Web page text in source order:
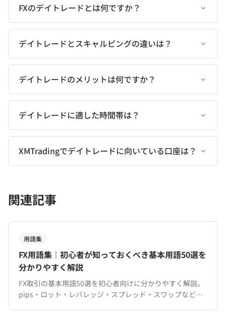
FXのデイトレードとは何ですか？
デイトレードとスキャルピングの違いは？
デイトレードのメリットは何ですか？
デイトレードに適した時間帯は？
XMTradingでデイトレードに向いている口座は？
関連記事
用語集
FX用語集｜初心者が知っておくべき基本用語50選を
分かりやすく解説
FX取引の基本用語50選を初心者向けに分かりやすく解説。
pips・ロット・レバレッジ・スプレッド・スワップなど、